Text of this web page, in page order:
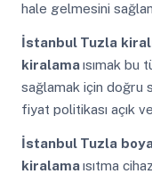
hale gelmesini
İstanbul Tuzla
kiralamaısımak bu
sağlamak için doğru
fiyat politikası açık ve
İstanbul Tuzla
kiralamaısıtma